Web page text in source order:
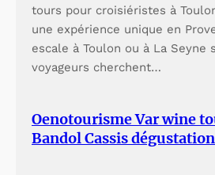
tours pour croisiéristes à
une expérience unique en
escale à Toulon ou à La Seyne
voyageurs cherchent…
Oenotourisme Var wine
Bandol Cassis dégustation